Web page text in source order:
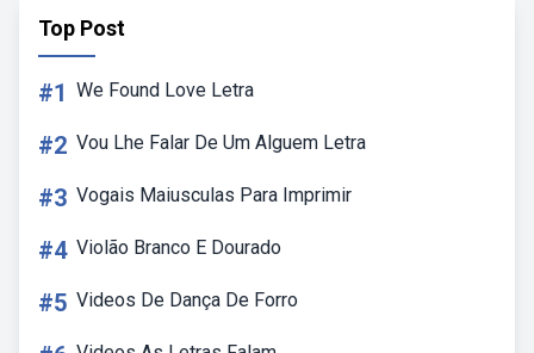
Top Post
#1 We Found Love Letra
#2 Vou Lhe Falar De Um Alguem Letra
#3 Vogais Maiusculas Para Imprimir
#4 Violão Branco E Dourado
#5 Videos De Dança De Forro